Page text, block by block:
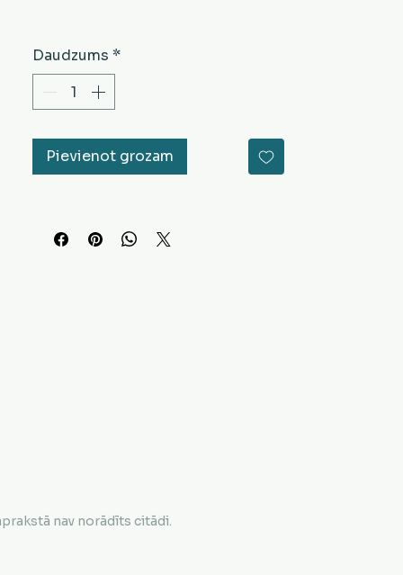
Daudzums *
Pievienot grozam
nav norādīts citādi.